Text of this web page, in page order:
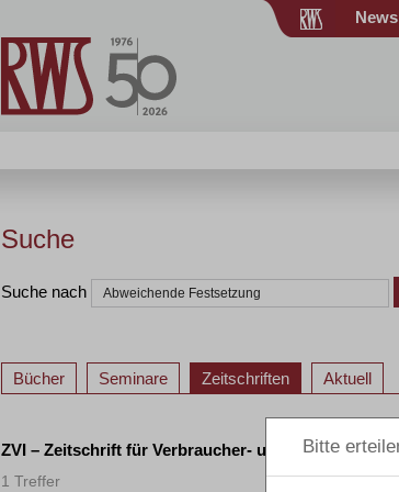
News
Suche
Suche nach
Bücher Seminare Zeitschriften Aktuell
ZVI – Zeitschrift für Verbraucher- und Privat-
1 Treffer